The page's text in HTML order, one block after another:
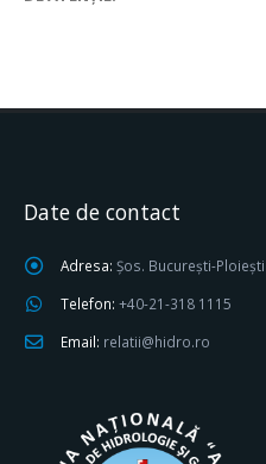
Date de contact
Adresa: Șos. București-
Telefon: +40-21-318 1115
Email: relatii@hidro.ro